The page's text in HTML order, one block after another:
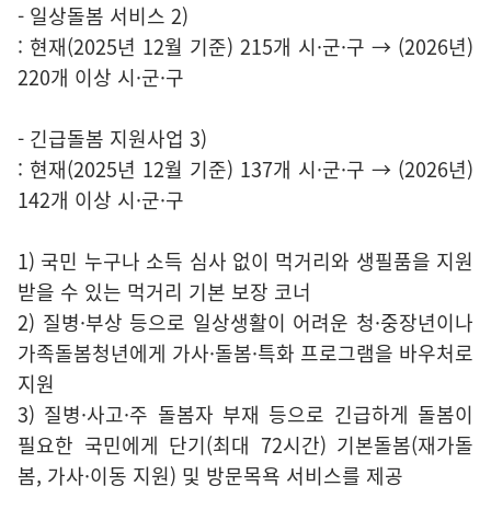
- 일상돌봄 서비스 2)
: 현재(2025년 12월 기준) 215개 시·군·구 → (2026년)
220개 이상 시·군·구
- 긴급돌봄 지원사업 3)
: 현재(2025년 12월 기준) 137개 시·군·구 → (2026년)
142개 이상 시·군·구
1) 국민 누구나 소득 심사 없이 먹거리와 생필품을 지원
받을 수 있는 먹거리 기본 보장 코너
2) 질병·부상 등으로 일상생활이 어려운 청·중장년이나
가족돌봄청년에게 가사·돌봄·특화 프로그램을 바우처로
지원
3) 질병·사고·주 돌봄자 부재 등으로 긴급하게 돌봄이
필요한 국민에게 단기(최대 72시간) 기본돌봄(재가돌
봄, 가사·이동 지원) 및 방문목욕 서비스를 제공